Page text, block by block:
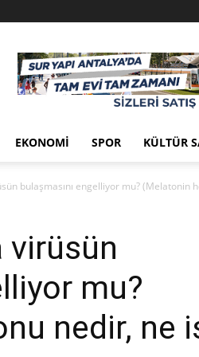
EKONOMI SPOR KÜLTÜR
bulaşmasını engelliyor mu? (Melatonin
virüsün
mu?
nedir, ne